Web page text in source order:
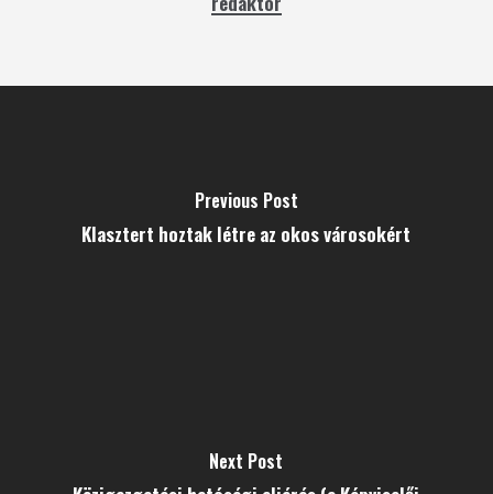
Previous Post
Klasztert hoztak létre az okos városokért
Next Post